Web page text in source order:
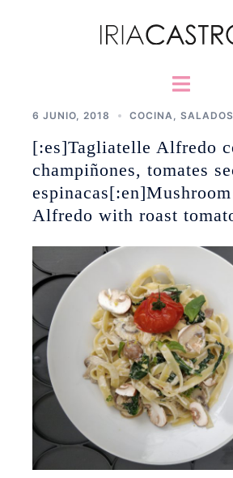
Alternar
6 JUNIO, 2018 COCINA SALADOS
[:es]Tagliatelle Alfredo
champiñones, tomates
Alfredo with roast